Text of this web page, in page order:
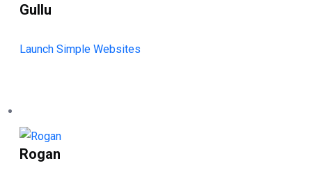
Gullu
Launch Simple Websites
Rogan